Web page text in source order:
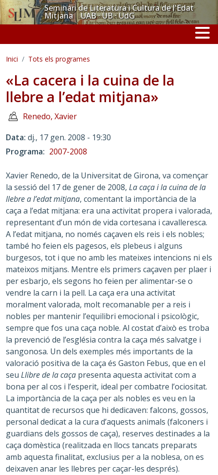
Vés al contingutSeminari de Literatura i Cultura de l'Edat
Mitjana UAB · UB · UdG
Inici Tots els programes
«La cacera i la cuina de la
llebre a l’edat mitjana»
Renedo, Xavier
Data dj., 17 gen. 2008 - 19:30
Programa
2007-2008
Xavier Renedo, de la Universitat de Girona, va començar
la sessió del 17 de gener de 2008, La caça i la cuina de la
llebre a l’edat mitjana, comentant la importància de la
caça a l’edat mitjana: era una activitat propera i valorada,
representant d’un món de vida cortesana i cavalleresca.
A l’edat mitjana, no només caçaven els reis i els nobles;
també ho feien els pagesos, els plebeus i alguns
burgesos, tot i que no amb les mateixes intencions ni els
mateixos mitjans. Mentre els primers caçaven per plaer i
per esbarjo, els segons ho feien per alimentar-se o
vendre la carn i la pell. La caça era una activitat
moralment valorada, molt recomanable per a reis i
nobles per mantenir l’equilibri emocional i psicològic,
sempre que fos una caça noble. Al costat d’això es troba
la prevenció de l’església contra la caça més salvatge i
sangonosa. Un dels exemples més importants de la
valoració positiva de la caça és Gaston Febus, que en el
seu Llibre de la caça presenta aquesta activitat com a
bona per al cos i l’esperit, ideal per combatre l’ociositat.
La importància de la caça per als nobles es veu en la
quantitat de recursos que hi dedicaven: falcons, gossos,
personal dedicat a la cura d’aquests animals (falconers i
guardians dels gossos de caça), reserves destinades a la
caça domèstica (realitzada en llocs tancats preparats
amb aquesta finalitat, exclusius per a la noblesa, on es
deixaven anar les llebres per caçar-les després).